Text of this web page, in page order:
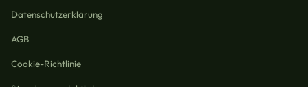
Datenschutzerklärung
AGB
Cookie-Richtlinie